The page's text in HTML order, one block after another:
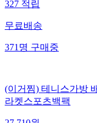
327적립
무료배송
371명구매중
(이거찜) 테니스가방
라켓스포츠백팩